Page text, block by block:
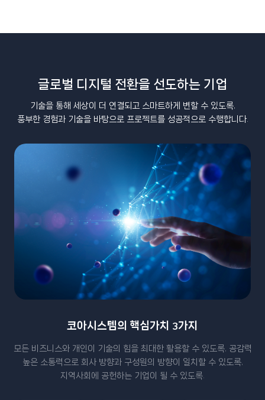
글로벌 디지털 전환을 선도하는 기업
기술을 통해 세상이 더 연결되고 스마트하게 변할 수 있도록,
풍부한 경험과 기술을 바탕으로 프로젝트를 성공적으로 수행합니다.
코아시스템의 핵심가치 3가지
모든 비즈니스와 개인이 기술의 힘을 최대한 활용할 수 있도록, 공감력
높은 소통력으로 회사 방향과 구성원의 방향이 일치할 수 있도록,
지역사회에 공헌하는 기업이 될 수 있도록.